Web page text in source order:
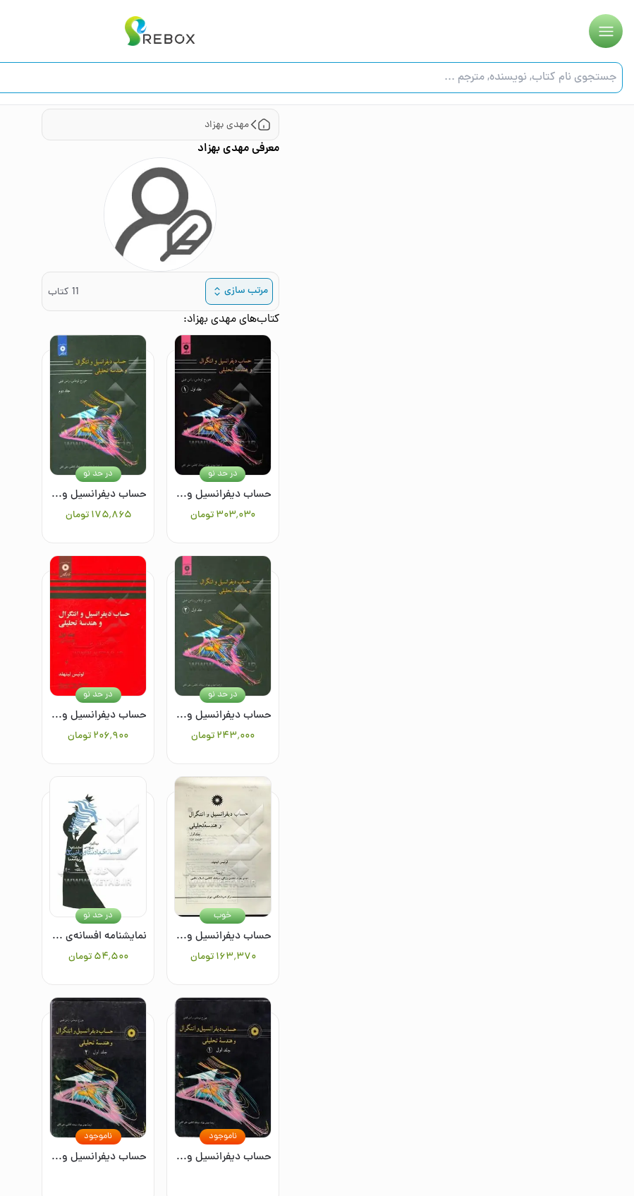
مهدی بهزاد
معرفیمهدی بهزاد
مرتب سازی 11 کتاب
کتاب‌هایمهدی بهزاد:
حساب دیفرانسیل و انتگرال و هندسه تحلیلی جلد اول (1)
۳۰۳٬۰۳۰ تومان
در حد نو
حساب دیفرانسیل و انتگرال و هندسه تحلیلی/جلد دوم
۱۷۵٬۸۶۵ تومان
در حد نو
حساب دیفرانسیل و انتگرال و هندسه تحلیلی (جلداول -2)
۲۴۳٬۰۰۰ تومان
در حد نو
حساب دیفرانسیل و انتگرال و هندسه تحلیلی (جلد اول-قسمت اول)
۲۰۶٬۹۰۰تومان
در حد نو
حساب دیفرانسیل و انتگرال و هندسه تحلیلی (جلد اول - قسمت اول)
۱۶۳٬۳۷۰ تومان
خوب
نمایشنامه افسانه‌ی پادشاه و ریاضیدان
۵۴٬۵۰۰ تومان
در حد نو
حساب دیفرانسیل و انتگرال و هندسه تحلیلی جلد 1
ناموجود
حساب دیفرانسیل و انتگرال و هندسه تحلیلی(جلد اول)2
ناموجود